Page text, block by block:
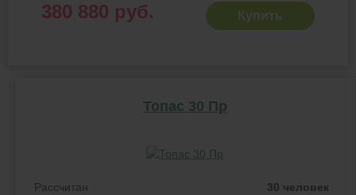
380 880 руб. Купить
Топас 30 Пр
Рассчитан
30 человек